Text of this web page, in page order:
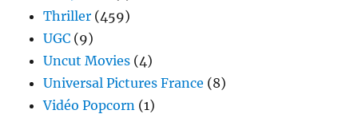
Thriller (459)
UGC (9)
Uncut Movies (4)
Universal Pictures France (8)
Vidéo Popcorn (1)